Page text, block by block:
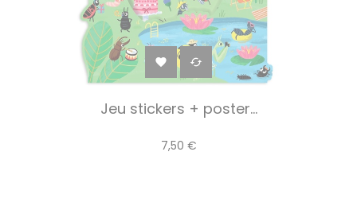
 
Jeu stickers + poster...
7,50 €